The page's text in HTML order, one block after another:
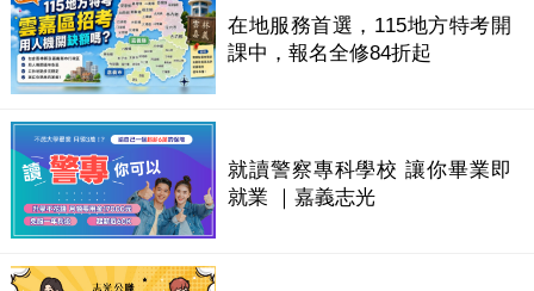
在地服務首選，115地方特考開
課中，報名全修84折起
就讀警察專科學校 讓你畢業即
就業 ｜嘉義志光